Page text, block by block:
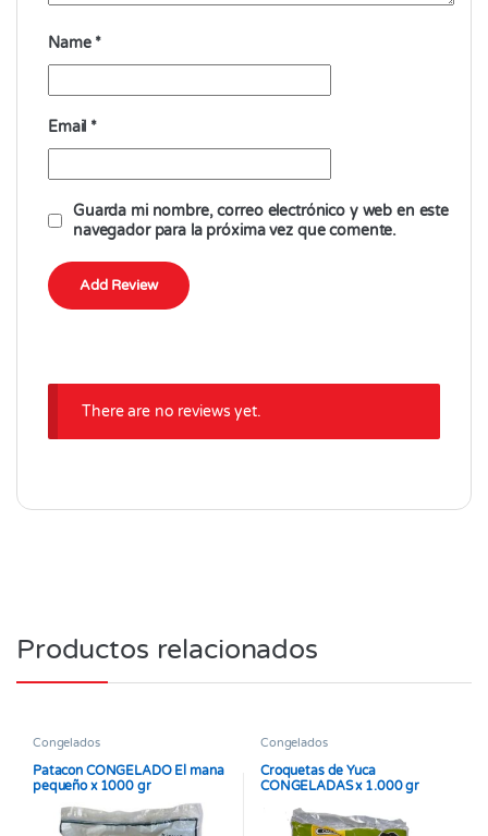
Name *
Email *
Guarda mi nombre, correo electrónico y web en este
navegador para la próxima vez que comente.
There are no reviews yet.
Productos relacionados
Congelados
Patacon CONGELADO El mana
pequeño x 1000 gr
Congelados
Croquetas de Yuca
CONGELADAS x 1.000 gr